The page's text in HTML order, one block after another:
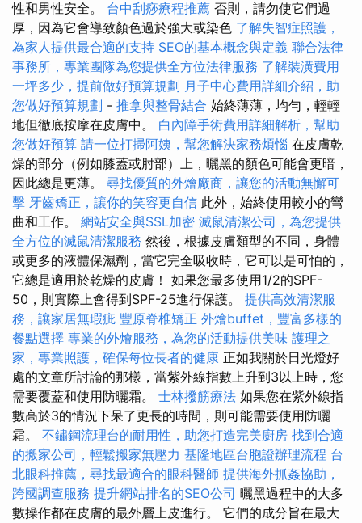
性和男性安全。 台中刮痧療程推薦 否則，請勿使它們過
厚，因為它會導致顏色過於強大或染色 了解失智症照護，
為家人提供最合適的支持 SEO的基本概念與定義 聯合法律
事務所，專業團隊為您提供全方位法律服務 了解裝潢費用
一坪多少，提前做好預算規劃 月子中心費用詳細介紹，助
您做好預算規劃 - 推拿與整骨結合 始終薄薄，均勻，輕輕
地但徹底按摩在皮膚中。 白內障手術費用詳細解析，幫助
您做好預算 請一位打掃阿姨，幫您解決家務煩惱 在皮膚乾
燥的部分（例如膝蓋或肘部）上，曬黑的顏色可能會更暗，
因此總是更薄。 尋找優質的外燴廠商，讓您的活動無懈可
擊 牙齒矯正，讓你的笑容更自信 此外，始終使用較小的彎
曲和工作。 網站安全與SSL加密 滅鼠清潔公司，為您提供
全方位的滅鼠清潔服務 然後，根據皮膚類型的不同，身體
或更多的液體保濕劑，當它完全吸收時，它可以是可怕的，
它總是適用於乾燥的皮膚！ 如果您最多使用1/2的SPF-
50，則實際上會得到SPF-25進行保護。 提供高效清潔服
務，讓家居無瑕疵 豐原脊椎矯正 外燴buffet，豐富多樣的
餐點選擇 專業的外燴服務，為您的活動提供美味 護理之
家，專業照護，確保每位長者的健康 正如我關於日光燈好
處的文章所討論的那樣，當紫外線指數上升到3以上時，您
需要覆蓋和使用防曬霜。 士林撥筋療法 如果您在紫外線指
數高於3的情況下呆了更長的時間，則可能需要使用防曬
霜。 不鏽鋼流理台的耐用性，助您打造完美廚房 找到合適
的搬家公司，輕鬆搬家無壓力 基隆地區台胞證辦理流程 台
北眼科推薦，尋找最適合的眼科醫師 提供海外抓姦協助，
跨國調查服務 提升網站排名的SEO公司 曬黑過程中的大多
數操作都在皮膚的最外層上皮進行。 它們的成分旨在最大